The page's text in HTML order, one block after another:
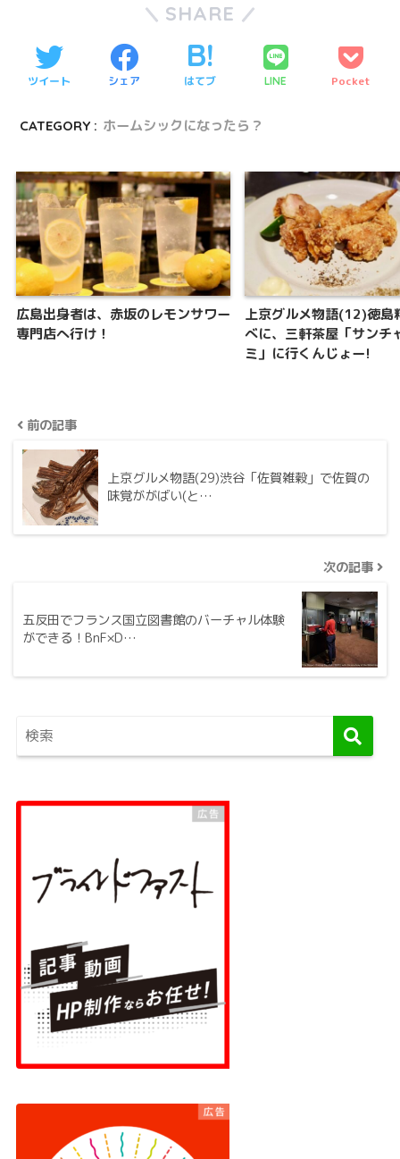
SHARE
ツイート シェア はてブ LINE Pocket
CATEGORY : ホームシックになったら？
広島出身者は、赤坂のレモンサワー
専門店へ行け！
上京グルメ物語(12)徳島
べに、三軒茶屋「サンチ
ミ」に行くんじょー!
前の記事
上京グルメ物語(29)渋谷「佐賀雑穀」で佐賀の
味覚ががばい(と…
次の記事
五反田でフランス国立図書館のバーチャル体験
ができる！BnF×D…